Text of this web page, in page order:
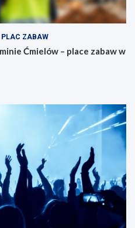
PLAC ZABAW
Ćmielów – place zabaw w